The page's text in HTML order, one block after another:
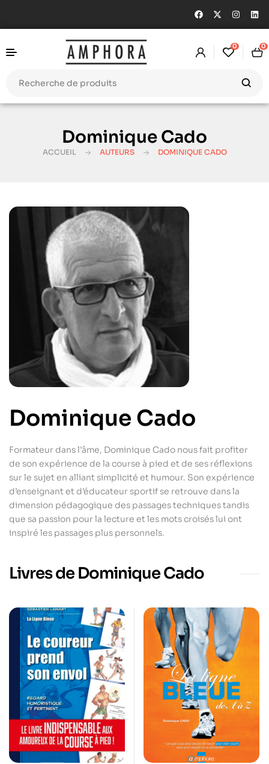
0 0
Dominique Cado
ACCUEIL AUTEURS DOMINIQUE CADO
Dominique Cado
Formateur dans l’âme, Dominique Cado nous fait profiter
de son expérience de la course à pied et de ses réflexions
sur le sujet en alliant simplicité et humour. Son expérience
d’enseignant et d’éducateur sportif se retrouve dans la
dimension pédagogique des passages techniques tandis
que sa passion pour la lecture et les mots croisés lui ont
inspiré les passages plus personnels.
Livres de Dominique Cado